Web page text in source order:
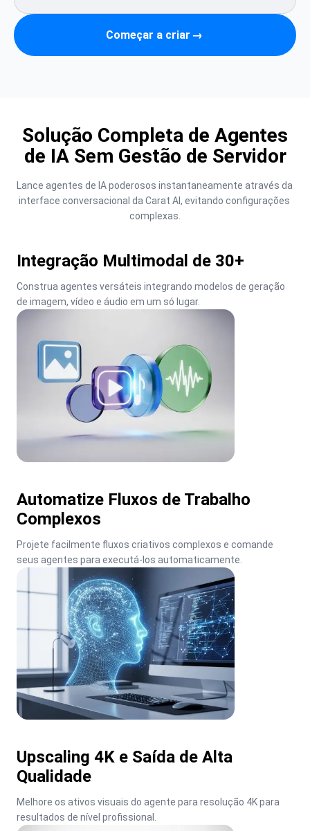
Começar a criar →
Solução Completa de Agentes
de IA Sem Gestão de Servidor
Lance agentes de IA poderosos instantaneamente através da
interface conversacional da Carat AI, evitando configurações
complexas.
Integração Multimodal de 30+
Construa agentes versáteis integrando modelos de geração
de imagem, vídeo e áudio em um só lugar.
Automatize Fluxos de Trabalho
Complexos
Projete facilmente fluxos criativos complexos e comande
seus agentes para executá-los automaticamente.
Upscaling 4K e Saída de Alta
Qualidade
Melhore os ativos visuais do agente para resolução 4K para
resultados de nível profissional.